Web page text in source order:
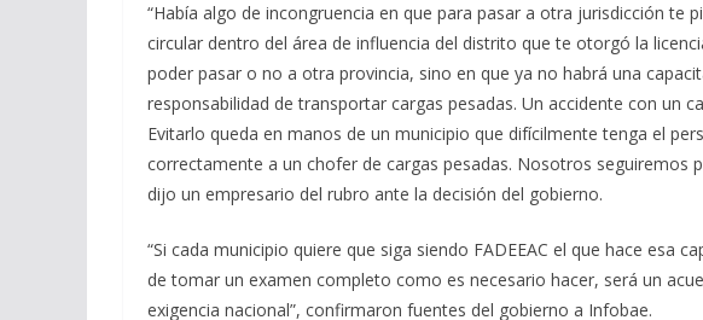
“Había algo de incongruencia en que para pasar a otra jurisdicción te
circular dentro del área de influencia del distrito que te otorgó la
poder pasar o no a otra provincia, sino en que ya no habrá una
responsabilidad de transportar cargas pesadas. Un accidente con un
Evitarlo queda en manos de un municipio que difícilmente tenga el
correctamente a un chofer de cargas pesadas. Nosotros seguiremos
dijo un empresario del rubro ante la decisión del gobierno.
“Si cada municipio quiere que siga siendo FADEEAC el que hace esa
de tomar un examen completo como es necesario hacer, será un
exigencia nacional”, confirmaron fuentes del gobierno a Infobae.